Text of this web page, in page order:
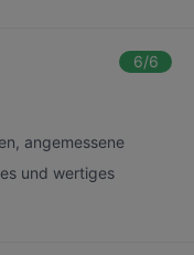
6/6
angemessene
und wertiges